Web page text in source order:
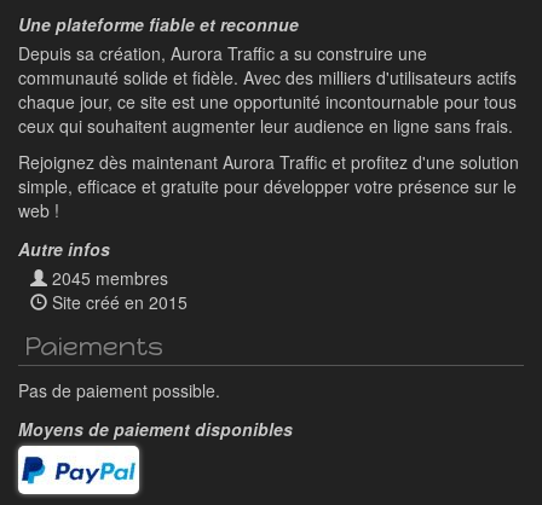
Une plateforme fiable et reconnue
Depuis sa création, Aurora Traffic a su construire une
communauté solide et fidèle. Avec des milliers d'utilisateurs actifs
chaque jour, ce site est une opportunité incontournable pour tous
ceux qui souhaitent augmenter leur audience en ligne sans frais.
Rejoignez dès maintenant Aurora Traffic et profitez d'une solution
simple, efficace et gratuite pour développer votre présence sur le
web !
Autre infos
2045 membres
Site créé en 2015
Paiements
Pas de paiement possible.
Moyens de paiement disponibles